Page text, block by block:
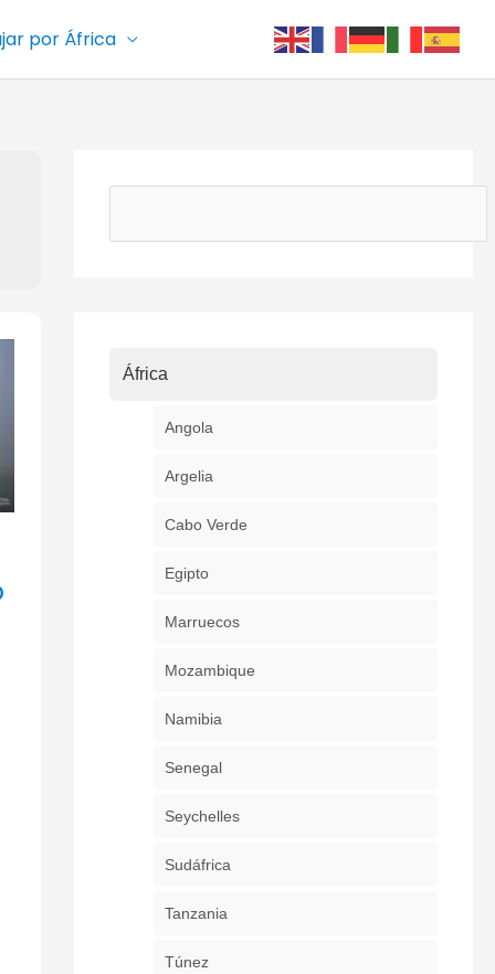
por África
África
Angola
Argelia
Cabo Verde
Egipto
Marruecos
Mozambique
Namibia
Senegal
Seychelles
Sudáfrica
Tanzania
Túnez